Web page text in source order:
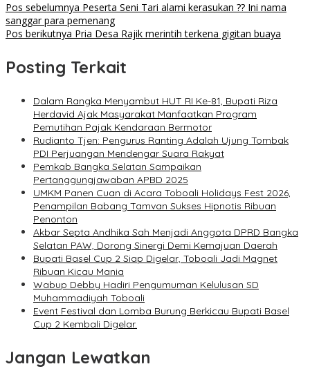
Pos sebelumnya Peserta Seni Tari alami kerasukan ?? Ini nama
sanggar para pemenang
Pos berikutnya Pria Desa Rajik merintih terkena gigitan buaya
Posting Terkait
Dalam Rangka Menyambut HUT RI Ke-81, Bupati Riza
Herdavid Ajak Masyarakat Manfaatkan Program
Pemutihan Pajak Kendaraan Bermotor
Rudianto Tjen: Pengurus Ranting Adalah Ujung Tombak
PDI Perjuangan Mendengar Suara Rakyat
Pemkab Bangka Selatan Sampaikan
Pertanggungjawaban APBD 2025
UMKM Panen Cuan di Acara Toboali Holidays Fest 2026,
Penampilan Babang Tamvan Sukses Hipnotis Ribuan
Penonton
Akbar Septa Andhika Sah Menjadi Anggota DPRD Bangka
Selatan PAW, Dorong Sinergi Demi Kemajuan Daerah
Bupati Basel Cup 2 Siap Digelar, Toboali Jadi Magnet
Ribuan Kicau Mania
Wabup Debby Hadiri Pengumuman Kelulusan SD
Muhammadiyah Toboali
Event Festival dan Lomba Burung Berkicau Bupati Basel
Cup 2 Kembali Digelar.
Jangan Lewatkan